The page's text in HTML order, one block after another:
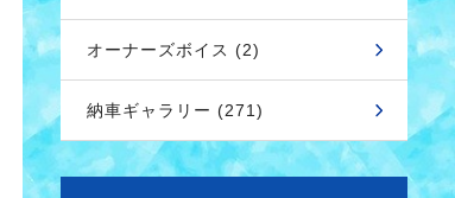
オーナーズボイス (2)
納車ギャラリー (271)